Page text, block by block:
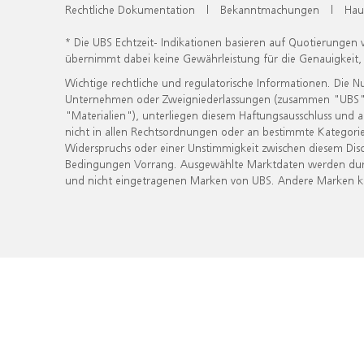
Rechtliche Dokumentation | Bekanntmachungen |
* Die UBS Echtzeit- Indikationen basieren auf
übernimmt dabei keine Gewährleistung für die
Wichtige rechtliche und regulatorische Informationen. Die
Unternehmen oder Zweigniederlassungen (zusammen
"Materialien"), unterliegen diesem Haftungsausschluss
nicht in allen Rechtsordnungen oder an bestimmte
Widerspruchs oder einer Unstimmigkeit zwischen diesem
Bedingungen Vorrang. Ausgewählte Marktdaten werden
und nicht eingetragenen Marken von UBS. Andere Marken